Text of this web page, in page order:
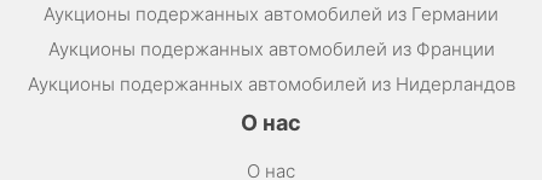
Аукционы подержанных автомобилей из Германии
Аукционы подержанных автомобилей из Франции
Аукционы подержанных автомобилей из Нидерландов
О нас
О нас